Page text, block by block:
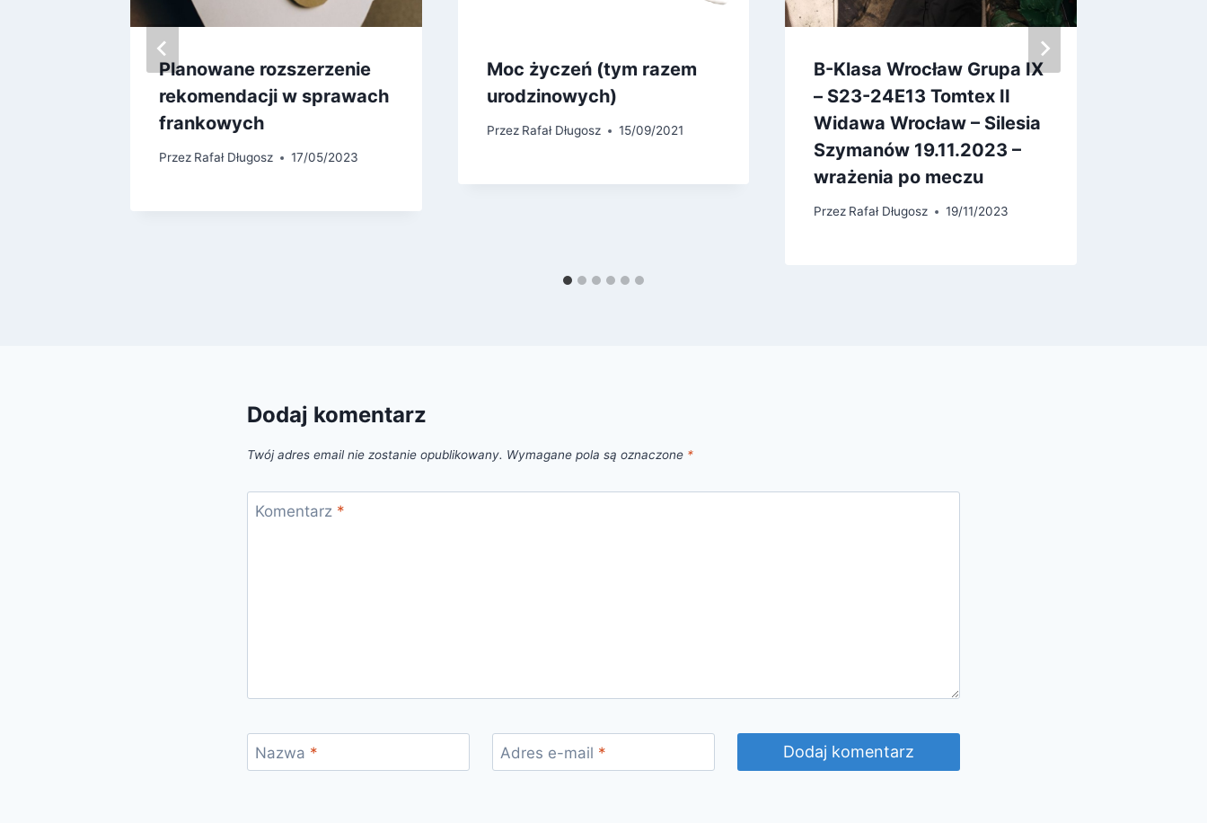
Planowane rozszerzenie
rekomendacji w sprawach
frankowych
Przez Rafał Długosz 17/05/2023
Moc życzeń (tym razem
urodzinowych)
Przez Rafał Długosz 15/09/2021
B-Klasa Wrocław Grupa IX
– S23-24E13 Tomtex II
Widawa Wrocław – Silesia
Szymanów 19.11.2023 –
wrażenia po meczu
Przez Rafał Długosz 19/11/2023
Dodaj komentarz
Twój adres email nie zostanie opublikowany. Wymagane pola są oznaczone *
Komentarz *
Nazwa * Adres e-mail *